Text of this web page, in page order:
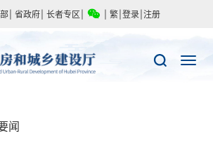
省政府 长者专区 繁 登录 注册
闻